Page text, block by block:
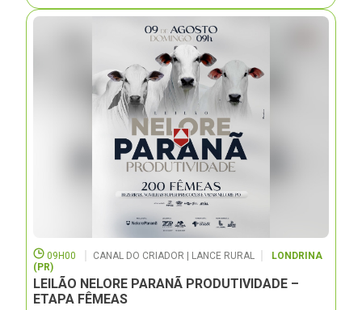
09H00 CANAL DO CRIADOR | LANCE RURAL
LONDRINA
(PR)
LEILÃO NELORE PARANÃ PRODUTIVIDADE –
ETAPA FÊMEAS